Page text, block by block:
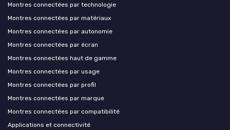
Montres connectées par technologie
Montres connectées par matériaux
Montres connectées par autonomie
Montres connectées par écran
Montres connectées haut de gamme
Montres connectées par usage
Montres connectées par profil
Montres connectées par marque
Montres connectées par compatibilité
Applications et connectivité